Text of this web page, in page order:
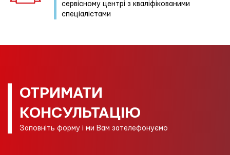
сервісному центрі з кваліфікованими
спеціалістами
ОТРИМАТИ
КОНСУЛЬТАЦІЮ
Заповніть форму і ми Вам зателефонуємо